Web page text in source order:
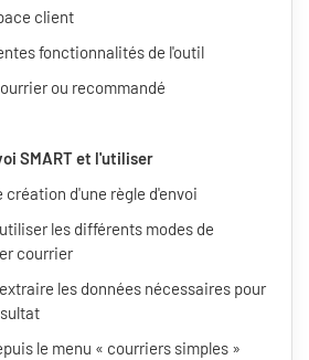
client
fonctionnalités de l'outil
ou recommandé
SMART et l'utiliser
création d'une règle d'envoi
les différents modes de
courrier
les données nécessaires pour
le menu « courriers simples »